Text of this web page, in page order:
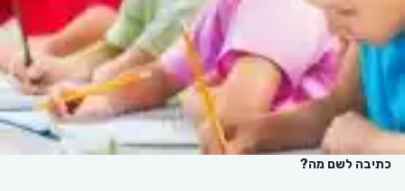
כתיבה לשם מה?